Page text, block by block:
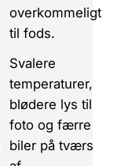
overkommeligt
til fods.
Svalere
temperaturer,
blødere lys til
foto og færre
biler på tværs